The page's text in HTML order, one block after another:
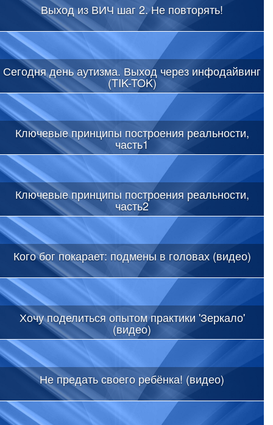
Выход из ВИЧ шаг 2. Не повторять!
Сегодня день аутизма. Выход через инфодайвинг
(TIK-TOK)
Ключевые принципы построения реальности,
часть1
Ключевые принципы построения реальности,
часть2
Кого бог покарает: подмены в головах (видео)
Хочу поделиться опытом практики 'Зеркало'
(видео)
Не предать своего ребёнка! (видео)